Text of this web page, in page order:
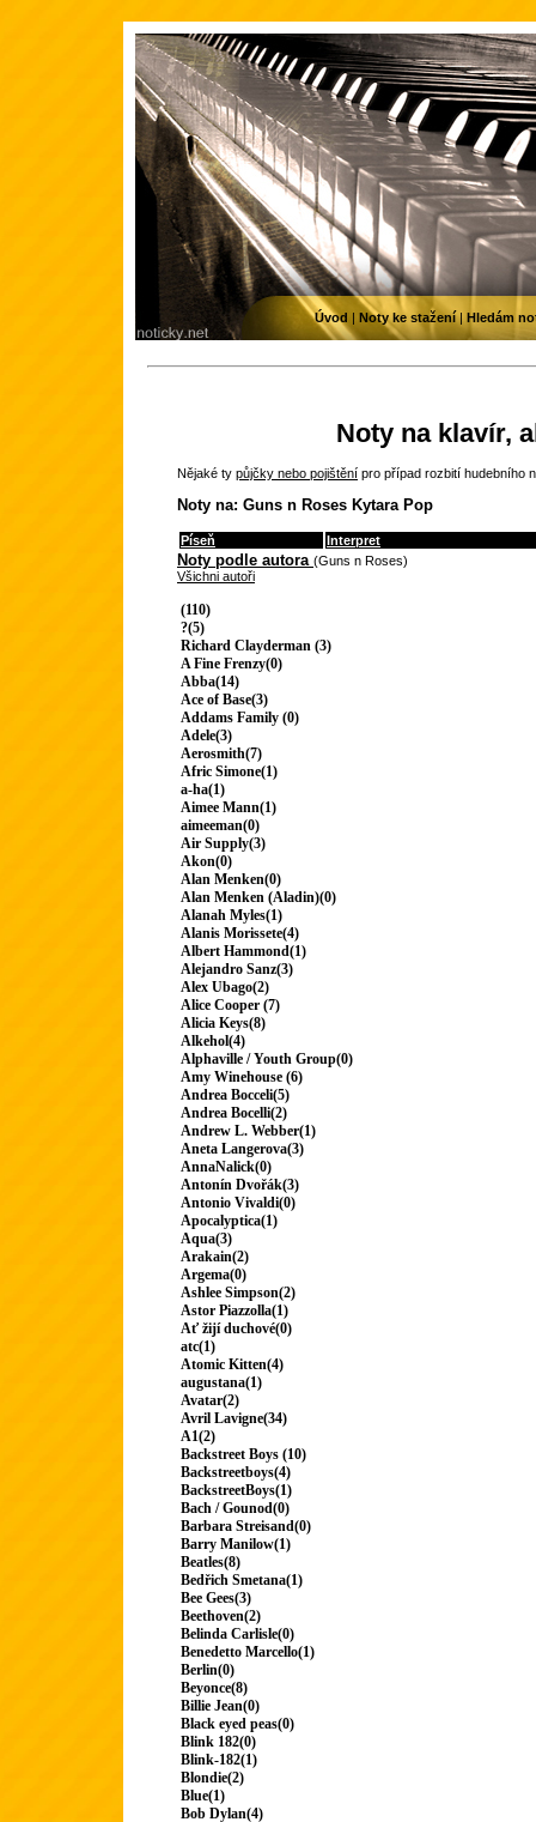
Noty na klavír,
Nějaké ty půjčky nebo pojištění pro případ rozbití hudebního
Noty na: Guns n Roses Kytara Pop
Píseň Interpret
Noty podle autora (Guns n Roses)
Všichni autoři
(110)
?(5)
Richard Clayderman (3)
A Fine Frenzy(0)
Abba(14)
Ace of Base(3)
Addams Family (0)
Adele(3)
Aerosmith(7)
Afric Simone(1)
a-ha(1)
Aimee Mann(1)
aimeeman(0)
Air Supply(3)
Akon(0)
Alan Menken(0)
Alan Menken (Aladin)(0)
Alanah Myles(1)
Alanis Morissete(4)
Albert Hammond(1)
Alejandro Sanz(3)
Alex Ubago(2)
Alice Cooper (7)
Alicia Keys(8)
Alkehol(4)
Alphaville / Youth Group(0)
Amy Winehouse (6)
Andrea Bocceli(5)
Andrea Bocelli(2)
Andrew L. Webber(1)
Aneta Langerova(3)
AnnaNalick(0)
Antonín Dvořák(3)
Antonio Vivaldi(0)
Apocalyptica(1)
Aqua(3)
Arakain(2)
Argema(0)
Ashlee Simpson(2)
Astor Piazzolla(1)
Ať žijí duchové(0)
atc(1)
Atomic Kitten(4)
augustana(1)
Avatar(2)
Avril Lavigne(34)
A1(2)
Backstreet Boys (10)
Backstreetboys(4)
BackstreetBoys(1)
Bach / Gounod(0)
Barbara Streisand(0)
Barry Manilow(1)
Beatles(8)
Bedřich Smetana(1)
Bee Gees(3)
Beethoven(2)
Belinda Carlisle(0)
Benedetto Marcello(1)
Berlin(0)
Beyonce(8)
Billie Jean(0)
Black eyed peas(0)
Blink 182(0)
Blink-182(1)
Blondie(2)
Blue(1)
Bob Dylan(4)
Úvod | Noty ke stažení| Hledám